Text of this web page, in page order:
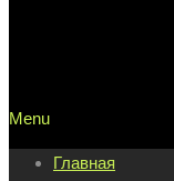
Menu
Главная